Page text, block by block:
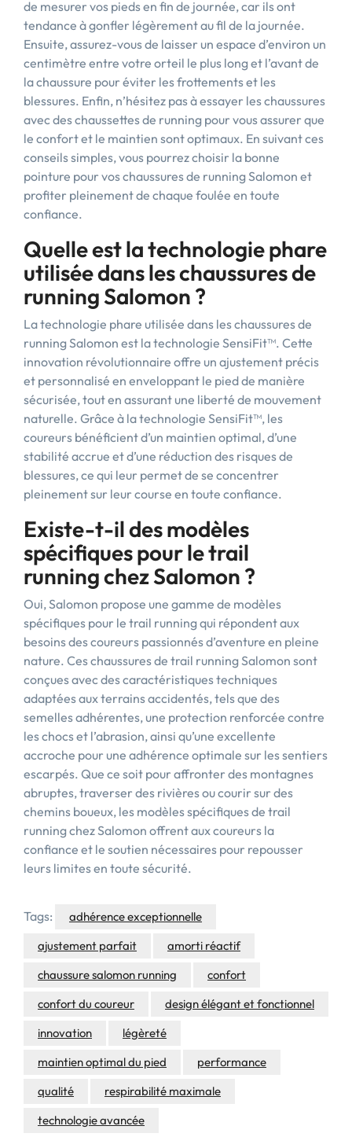
de mesurer vos pieds en fin de journée, car ils ont
tendance à gonfler légèrement au fil de la journée.
Ensuite, assurez-vous de laisser un espace d’environ un
centimètre entre votre orteil le plus long et l’avant de
la chaussure pour éviter les frottements et les
blessures. Enfin, n’hésitez pas à essayer les chaussures
avec des chaussettes de running pour vous assurer que
le confort et le maintien sont optimaux. En suivant ces
conseils simples, vous pourrez choisir la bonne
pointure pour vos chaussures de running Salomon et
profiter pleinement de chaque foulée en toute
confiance.
Quelle est la technologie phare
utilisée dans les chaussures de
running Salomon ?
La technologie phare utilisée dans les chaussures de
running Salomon est la technologie SensiFit™. Cette
innovation révolutionnaire offre un ajustement précis
et personnalisé en enveloppant le pied de manière
sécurisée, tout en assurant une liberté de mouvement
naturelle. Grâce à la technologie SensiFit™, les
coureurs bénéficient d’un maintien optimal, d’une
stabilité accrue et d’une réduction des risques de
blessures, ce qui leur permet de se concentrer
pleinement sur leur course en toute confiance.
Existe-t-il des modèles
spécifiques pour le trail
running chez Salomon ?
Oui, Salomon propose une gamme de modèles
spécifiques pour le trail running qui répondent aux
besoins des coureurs passionnés d’aventure en pleine
nature. Ces chaussures de trail running Salomon sont
conçues avec des caractéristiques techniques
adaptées aux terrains accidentés, tels que des
semelles adhérentes, une protection renforcée contre
les chocs et l’abrasion, ainsi qu’une excellente
accroche pour une adhérence optimale sur les sentiers
escarpés. Que ce soit pour affronter des montagnes
abruptes, traverser des rivières ou courir sur des
chemins boueux, les modèles spécifiques de trail
running chez Salomon offrent aux coureurs la
confiance et le soutien nécessaires pour repousser
leurs limites en toute sécurité.
Tags:
adhérence exceptionnelle
ajustement parfait
amorti réactif
chaussure salomon running
confort
confort du coureur
design élégant et fonctionnel
innovation
légèreté
maintien optimal du pied
performance
qualité
respirabilité maximale
technologie avancée